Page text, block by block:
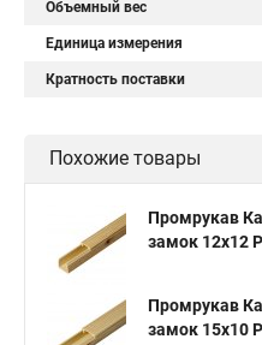
Объемный вес
Единица измерения
Кратность поставки
Похожие товары
Промрукав
замок 12х12
Промрукав
замок 15х10